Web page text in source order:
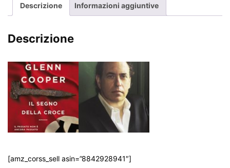
Descrizione Informazioni aggiuntive
Descrizione
[amz_corss_sell asin=”8842928941″]